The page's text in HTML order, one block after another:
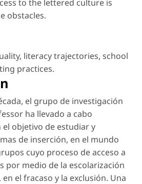
to the lettered culture is
obstacles.
, literacy trajectories, school
practices.
el grupo de investigación
ha llevado a cabo
objetivo de estudiar y
de inserción, en el mundo
cuyo proceso de acceso a
por medio de la escolarización
el fracaso y la exclusión. Una